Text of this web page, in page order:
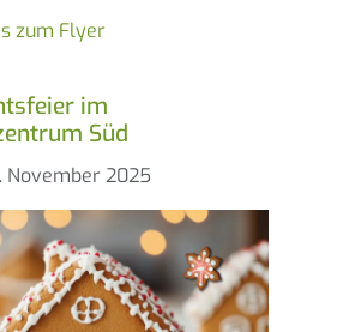
zum Flyer
im
Süd
November 2025